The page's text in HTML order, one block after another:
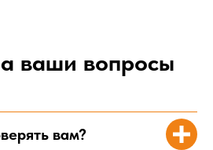
ваши вопросы
вам?